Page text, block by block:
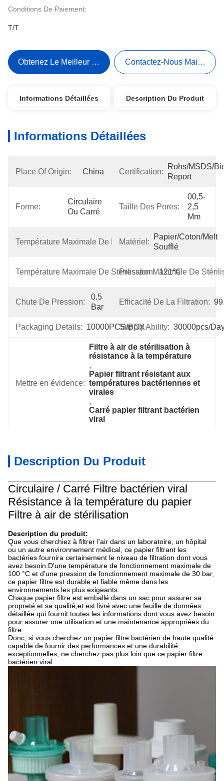
Conditions De Paiement:
T/T
Obtenez Le Meilleur Prix Contactez-Nous Maintenant
Informations Détaillées Description Du Produit
Informations Détaillées
Place Of Origin: China Certification:
Rohs/MSDS/
Report
Forme:
Circulaire
Ou Carré
Taille Des Pores:
00,5-
2,5
Μm
Température Maximale De Fonctionnement: 100℃
Matériel:
Papier/coton/melt
Soufflé
Température Maximale De Stérilisation: 121℃
Pression Maximale De
Chute De Pression:
0.5
Bar
Efficacité De La Filtration:
Packaging Details: 10000PCS/BOXSupply Ability: 30000pcs/
Mettre en évidence:
Filtre à air de stérilisation à
résistance à la température
,
Papier filtrant résistant aux
températures bactériennes et
virales
,
Carré papier filtrant bactérien
viral
Description Du Produit
Circulaire / Carré Filtre bactérien viral
Résistance à la température du papier
Filtre à air de stérilisation
Description du produit:
Que vous cherchiez à filtrer l'air dans un laboratoire, un hôpital
ou un autre environnement médical, ce papier filtrant les
bactéries fournira certainement le niveau de filtration dont vous
avez besoin.D'une température de fonctionnement maximale de
100 °C et d'une pression de fonctionnement maximale de 30 bar,
ce papier filtre est durable et fiable même dans les
environnements les plus exigeants.
Chaque papier filtre est emballé dans un sac pour assurer sa
propreté et sa qualité,et est livré avec une feuille de données
détaillée qui fournit toutes les informations dont vous avez besoin
pour assurer une utilisation et une maintenance appropriées du
filtre.
Donc, si vous cherchez un papier filtre bactérien de haute qualité
capable de fournir des performances et une durabilité
exceptionnelles, ne cherchez pas plus loin que ce papier filtre
bactérien viral.